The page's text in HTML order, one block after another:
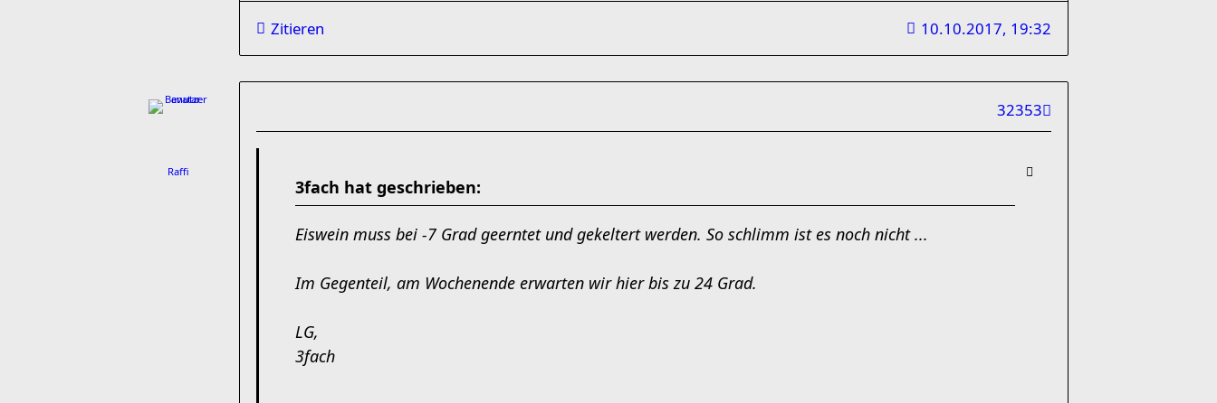
Zitieren 10.10.2017, 19:32
Raffi
32353
3fach hat geschrieben:
Eiswein muss bei -7 Grad geerntet und gekeltert werden. So schlimm ist es noch nicht ...
Im Gegenteil, am Wochenende erwarten wir hier bis zu 24 Grad.
LG,
3fach